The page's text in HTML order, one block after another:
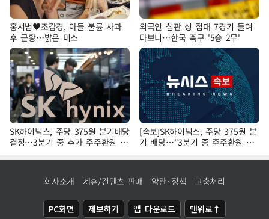
홍서범♥조갑경, 아들 불륜 사과
후 근황…밝은 미소
외국인 심판 성 접대 7경기 들여
다보니…한국 축구 '5승 2무'
SK하이닉스, 주당 375원 분기배당
결정…3분기 중 추가 주주환원 발
표
[속보]SK하이닉스, 주당 375원 분
기 배당…"3분기 중 주주환원 방
안 확정"
회사소개 제휴/컨텐츠 판매 약관·정책 고충처리
PC화면 제보하기 앱 다운로드 맨위로↑